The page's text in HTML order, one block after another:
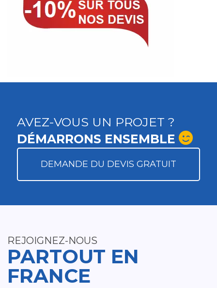
AVEZ-VOUS UN PROJET ?
DÉMARRONS ENSEMBLE
DEMANDE DU DEVIS GRATUIT
REJOIGNEZ-NOUS
PARTOUT EN
FRANCE